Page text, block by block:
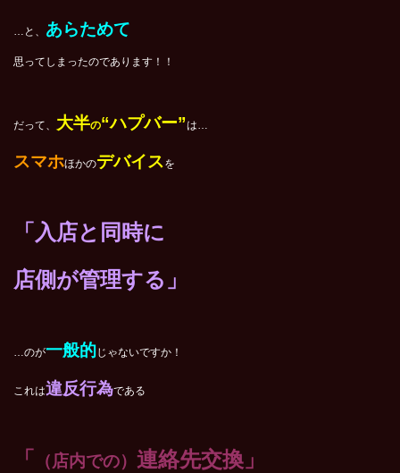
…と、 あらためて
思ってしまったのであります！！
だって、 大半の“ハプバー”は…
スマホほかのデバイスを
「入店と同時に
店側が管理する」
…のが一般的じゃないですか！
これは違反行為である
「 （店内での） 連絡先交換」